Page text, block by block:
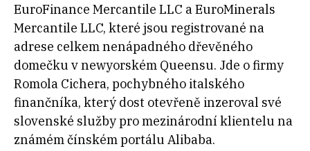
EuroFinance Mercantile LLC a EuroMinerals
Mercantile LLC, které jsou registrované na
adrese celkem nenápadného dřevěného
domečku v newyorském Queensu. Jde o firmy
Romola Cichera, pochybného italského
finančníka, který dost otevřeně inzeroval své
slovenské služby pro mezinárodní klientelu na
známém čínském portálu Alibaba.